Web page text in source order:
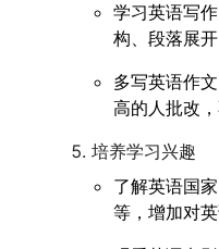
学习英语写
构、段落展开
多写英语作
高的人批改
培养学习兴趣
了解英语国
等，增加对英